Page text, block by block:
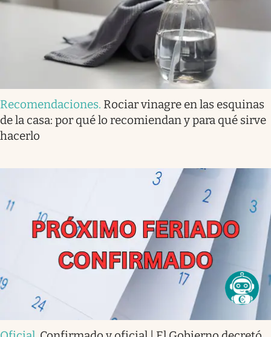
Recomendaciones. Rociar vinagre en las esquinas
de la casa: por qué lo recomiendan y para qué sirve
hacerlo